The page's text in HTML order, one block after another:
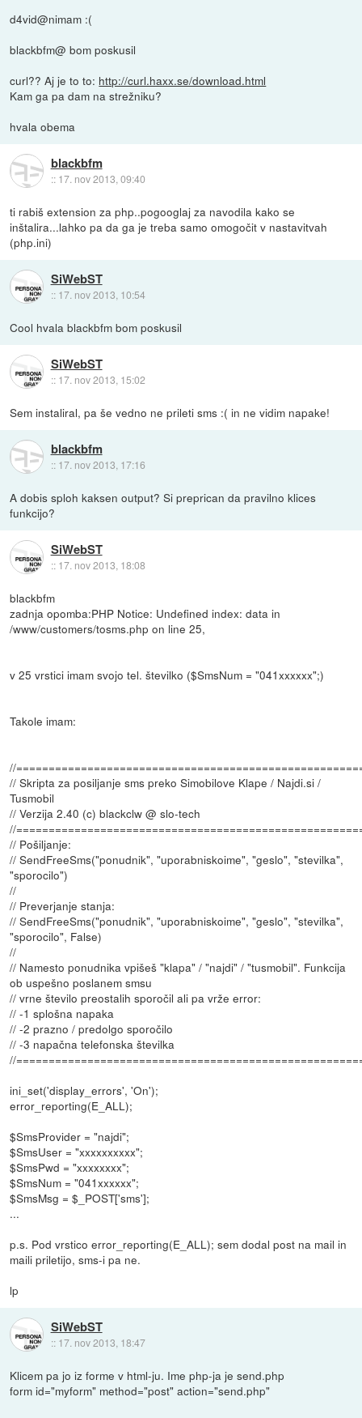
d4vid@nimam :(
blackbfm@ bom poskusil
curl?? Aj je to to: http://curl.haxx.se/download.html
Kam ga pa dam na strežniku?
hvala obema
blackbfm
:: 17. nov 2013, 09:40
ti rabiš extension za php..pogooglaj za navodila kako se
inštalira...lahko pa da ga je treba samo omogočit v nastavitvah
(php.ini)
SiWebST
:: 17. nov 2013, 10:54
Cool hvala blackbfm bom poskusil
SiWebST
:: 17. nov 2013, 15:02
Sem instaliral, pa še vedno ne prileti sms :( in ne vidim napake!
blackbfm
:: 17. nov 2013, 17:16
A dobis sploh kaksen output? Si preprican da pravilno klices
funkcijo?
SiWebST
:: 17. nov 2013, 18:08
blackbfm
zadnja opomba:PHP Notice: Undefined index: data in
/www/customers/tosms.php on line 25,
v 25 vrstici imam svojo tel. številko ($SmsNum = "041xxxxxx";)
Takole imam:
//
// Skripta za posiljanje sms preko Simobilove Klape / Najdi.si /
Tusmobil
// Verzija 2.40 (c) blackclw @ slo-tech
//
// Pošiljanje:
// SendFreeSms("ponudnik", "uporabniskoime", "geslo", "stevilka",
"sporocilo")
//
// Preverjanje stanja:
// SendFreeSms("ponudnik", "uporabniskoime", "geslo", "stevilka",
"sporocilo", False)
//
// Namesto ponudnika vpišeš "klapa" / "najdi" / "tusmobil". Funkcija
ob uspešno poslanem smsu
// vrne število preostalih sporočil ali pa vrže error:
// -1 splošna napaka
// -2 prazno / predolgo sporočilo
// -3 napačna telefonska številka
//
ini_set('display_errors', 'On');
error_reporting(E_ALL);
$SmsProvider = "najdi";
$SmsUser = "xxxxxxxxxx";
$SmsPwd = "xxxxxxxx";
$SmsNum = "041xxxxxx";
$SmsMsg = $_POST['sms'];
...
p.s. Pod vrstico error_reporting(E_ALL); sem dodal post na mail in
maili priletijo, sms-i pa ne.
lp
SiWebST
:: 17. nov 2013, 18:47
Klicem pa jo iz forme v html-ju. Ime php-ja je send.php
form id="myform" method="post" action="send.php"